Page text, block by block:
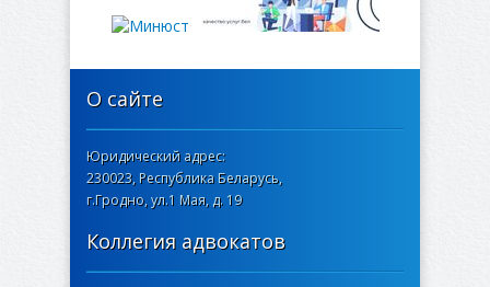
О сайте
Юридический адрес:
230023, Республика Беларусь,
г.Гродно, ул.1 Мая, д. 19
Коллегия адвокатов